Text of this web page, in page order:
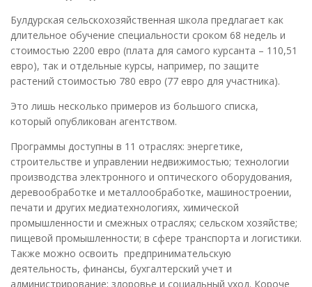
Булдурская сельскохозяйственная школа предлагает как
длительное обучение специальности сроком 68 недель и
стоимостью 2200 евро (плата для самого курсанта – 110,51
евро), так и отдельные курсы, например, по защите
растений стоимостью 780 евро (77 евро для участника).
Это лишь несколько примеров из большого списка,
который опубликован агентством.
Программы доступны в 11 отраслях: энергетике,
строительстве и управлении недвижимостью; технологии
производства электронного и оптического оборудования,
деревообработке и металлообработке, машиностроении,
печати и других медиатехнологиях, химической
промышленности и смежных отраслях; сельском хозяйстве;
пищевой промышленности; в сфере транспорта и логистики.
Также можно освоить предпринимательскую
деятельность, финансы, бухгалтерский учет и
администрирование; здоровье и социальный уход. Короче